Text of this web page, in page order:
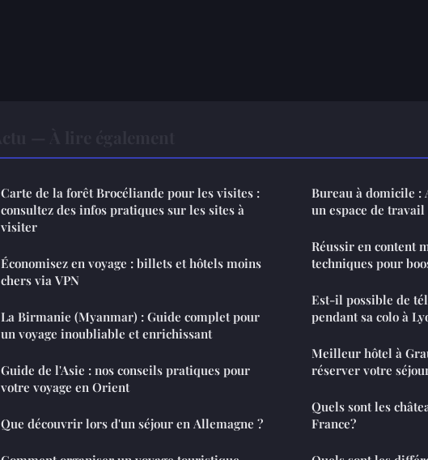
Carte de la forêt Brocéliande pour les visites :
consultez des infos pratiques sur les sites à
visiter
Économisez en voyage : billets et hôtels moins
chers via VPN
La Birmanie (Myanmar) : Guide complet pour
un voyage inoubliable et enrichissant
Guide de l'Asie : nos conseils pratiques pour
votre voyage en Orient
Que découvrir lors d'un séjour en Allemagne ?
Bureau à domicile :
un espace de
Réussir en content
techniques pour
Est-il possible de
pendant sa colo à
Meilleur hôtel à
réserver votre
Quels sont les
France?